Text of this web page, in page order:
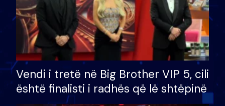
Vendi i tretë në Big Brother VIP 5, cili
është finalisti i radhës që lë shtëpinë